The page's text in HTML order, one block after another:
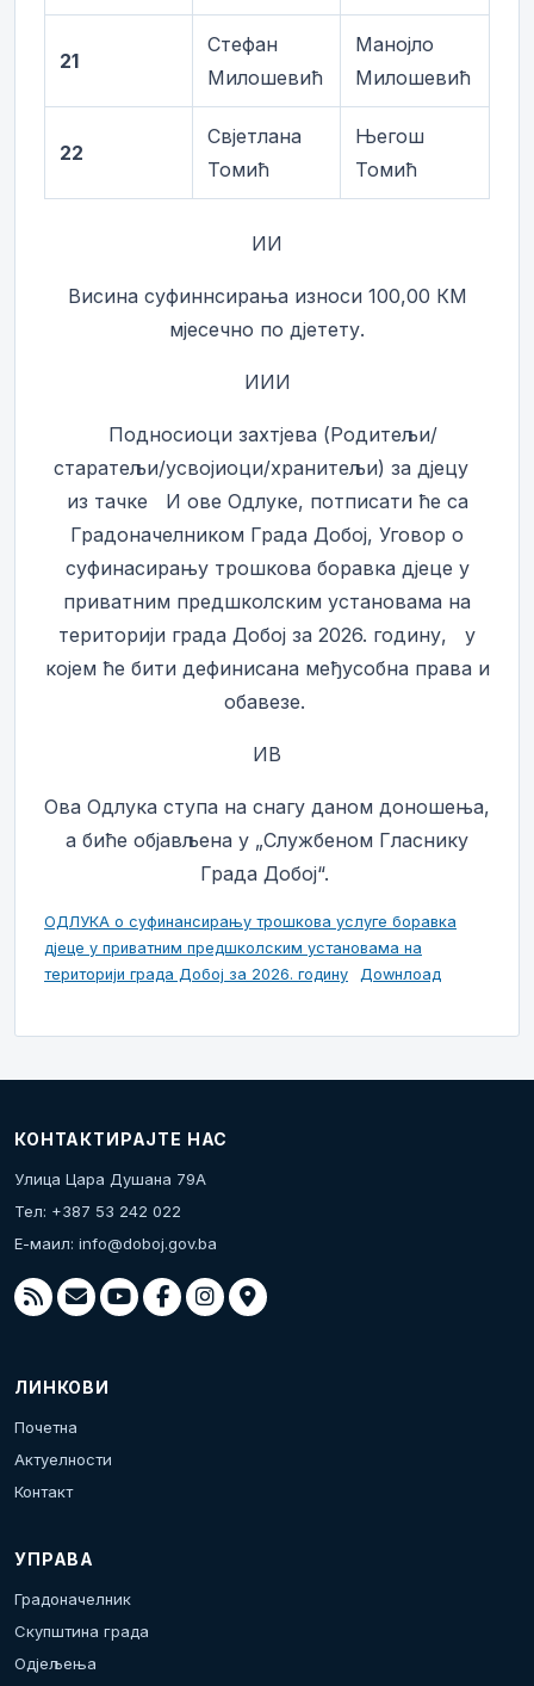
21
Стефан
Милошевић
Манојло
Милошевић
22
Свјетлана
Томић
Његош
Томић
ИИ
Висина суфиннсирања износи 100,00 КМ
мјесечно по дјетету.
ИИИ
Подносиоци захтјева (Родитељи/
старатељи/усвојиоци/хранитељи) за дјецу
из тачке И ове Одлуке, потписати ће са
Градоначелником Града Добој, Уговор о
суфинасирању трошкова боравка дјеце у
приватним предшколским установама на
територији града Добој за 2026. годину, у
којем ће бити дефинисана међусобна права и
обавезе.
ИВ
Ова Одлука ступа на снагу даном доношења,
а биће објављена у „Службеном Гласнику
Града Добој“.
ОДЛУКА о суфинансирању трошкова услуге боравка
дјеце у приватним предшколским установама на
територији града Добој за 2026. годину
Доwнлоад
КОНТАКТИРАЈТЕ НАС
Улица Цара Душана 79А
Тел: +387 53 242 022
Е-маил: info@doboj.gov.ba
ЛИНКОВИ
Почетна
Актуелности
Контакт
УПРАВА
Градоначелник
Скупштина града
Одјељења